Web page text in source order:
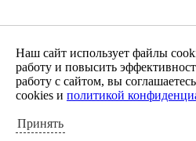
Наш сайт использует файлы
работу и повысить
работу с сайтом, вы
cookies и политикой
Принять